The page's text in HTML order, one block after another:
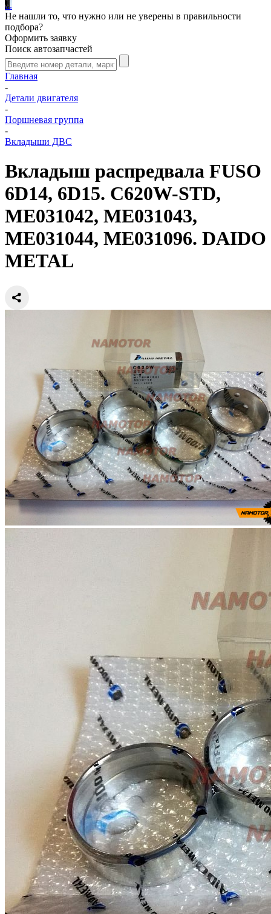
...
Не нашли то, что нужно или не уверены в правильности
подбора?
Оформить заявку
Поиск автозапчастей
Главная
-
Детали двигателя
-
Поршневая группа
-
Вкладыши ДВС
Вкладыш распредвала FUSO
6D14, 6D15. C620W-STD,
ME031042, ME031043,
ME031044, ME031096. DAIDO
METAL